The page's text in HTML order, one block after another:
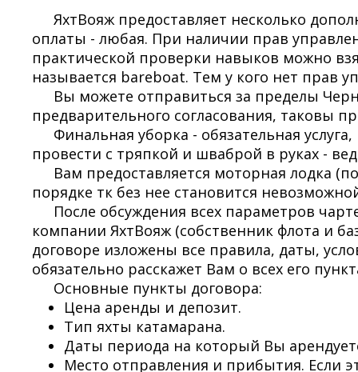
ЯхтВояж предоставляет несколько
оплаты - любая. При наличии прав
практической проверки навыков можно
называется bareboat. Тем у кого нет прав
Вы можете отправиться за пределы
предварительного согласования, таковы
Финальная уборка - обязательная
провести с тряпкой и шваброй в руках -
Вам предоставляется моторная лодка
порядке тк без нее становится
После обсуждения всех параметров
компании ЯхтВояж (собственник флота и
договоре изложены все правила, даты,
обязательно расскажет Вам о всех его
Основные пункты договора:
Цена аренды и депозит.
Тип яхты катамарана.
Даты периода на который Вы
Место отправления и прибытия. Если